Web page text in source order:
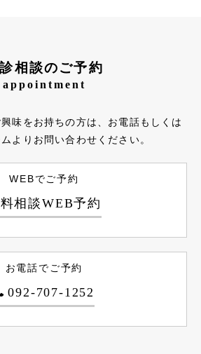
相談のご予約
appointment
味をお持ちの方は、お電話もしくは
よりお問い合わせください。
WEBでご予約
相談WEB予約
お電話でご予約
092-707-1252